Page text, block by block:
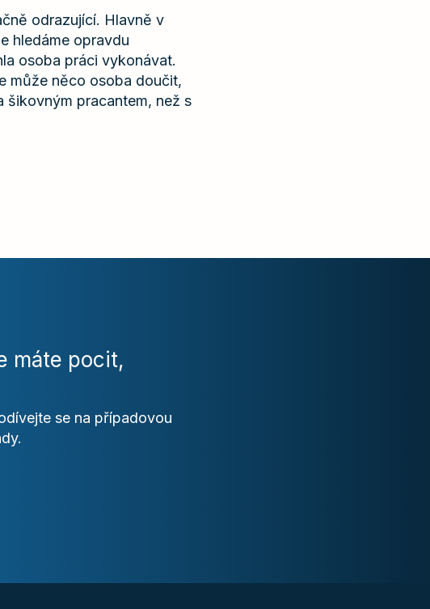
odrazující. Hlavně v
hledáme opravdu
osoba práci vykonávat.
může něco osoba doučit,
pracantem, než s
máte pocit,
se na případovou